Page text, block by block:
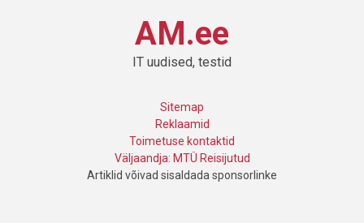
AM.ee
IT uudised, testid
Sitemap
Reklaamid
Toimetuse kontaktid
Väljaandja: MTÜ Reisijutud
Artiklid võivad sisaldada sponsorlinke